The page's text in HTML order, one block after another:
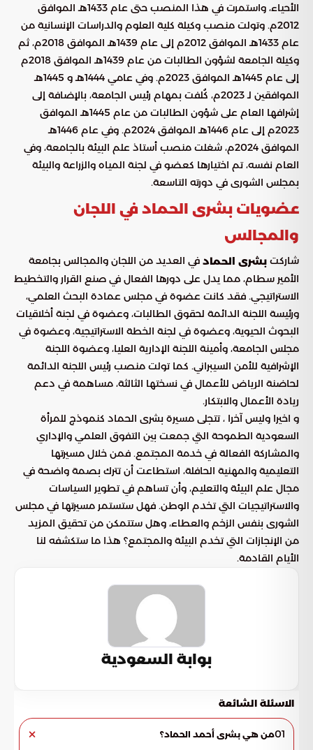
الأحياء، واستمرت في هذا المنصب حتى عام 1433هـ الموافق
2012م. وتولت منصب وكيلة كلية العلوم والدراسات الإنسانية من
عام 1433هـ الموافق 2012م إلى عام 1439هـ الموافق 2018م، ثم
وكيلة الجامعة لشؤون الطالبات من عام 1439هـ الموافق 2018م
إلى عام 1445هـ الموافق 2023م. وفي عامي 1444هـ و 1445هـ
الموافقين لـ 2023م، كُلفت بمهام رئيس الجامعة، بالإضافة إلى
إشرافها العام على شؤون الطالبات من عام 1445هـ الموافق
2023م إلى عام 1446هـ الموافق 2024م. وفي عام 1446هـ
الموافق 2024م، شغلت منصب أستاذ علم البيئة بالجامعة، وفي
العام نفسه، تم اختيارها كعضو في لجنة المياه والزراعة والبيئة
بمجلس الشورى في دورته التاسعة.
عضويات بشرى الحماد في اللجان
والمجالس
شاركت بشرى الحماد في العديد من اللجان والمجالس بجامعة
الأمير سطام، مما يدل على دورها الفعال في صنع القرار والتخطيط
الاستراتيجي. فقد كانت عضوة في مجلس عمادة البحث العلمي،
ورئيسة اللجنة الدائمة لحقوق الطالبات، وعضوة في لجنة أخلاقيات
البحوث الحيوية، وعضوة في لجنة الخطة الاستراتيجية، وعضوة في
مجلس الجامعة، وأمينة اللجنة الإدارية العليا، وعضوة اللجنة
الإشرافية للأمن السيبراني. كما تولت منصب رئيس اللجنة الدائمة
لحاضنة الرياض للأعمال في نسختها الثالثة، مساهمة في دعم
ريادة الأعمال والابتكار.
و اخيرا وليس آخرا ، تتجلى مسيرة بشرى الحماد كنموذج للمرأة
السعودية الطموحة التي جمعت بين التفوق العلمي والإداري
والمشاركة الفعالة في خدمة المجتمع. فمن خلال مسيرتها
التعليمية والمهنية الحافلة، استطاعت أن تترك بصمة واضحة في
مجال علم البيئة والتعليم، وأن تساهم في تطوير السياسات
والاستراتيجيات التي تخدم الوطن. فهل ستستمر مسيرتها في مجلس
الشورى بنفس الزخم والعطاء، وهل ستتمكن من تحقيق المزيد
من الإنجازات التي تخدم البيئة والمجتمع؟ هذا ما ستكشفه لنا
الأيام القادمة.
بوابة السعودية
الاسئلة الشائعة
01من هي بشرى أحمد الحماد؟